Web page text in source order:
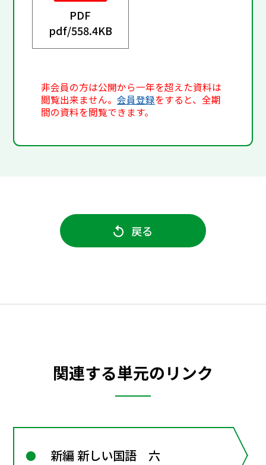
PDF
pdf/558.4KB
非会員の方は公開から一年を超えた資料は
閲覧出来ません。会員登録をすると、全期
間の資料を閲覧できます。
戻る
関連する単元のリンク
新編 新しい国語 六